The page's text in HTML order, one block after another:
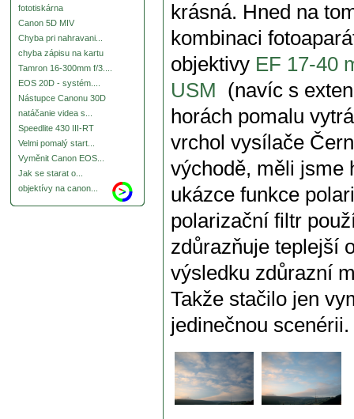
fototiskárna
Canon 5D MIV
Chyba pri nahravani...
chyba zápisu na kartu
Tamron 16-300mm f/3....
EOS 20D - systém....
Nástupce Canonu 30D
natáčanie videa s...
Speedlite 430 III-RT
Velmi pomalý start...
Vyměnit Canon EOS...
Jak se starat o...
objektívy na canon...
krásná. Hned na
kombinaci
objektivy EF 17-40
USM (navíc s
horách pomalu
vrchol vysílače
východě, měli jsme
ukázce funkce
polarizační filtr
zdůrazňuje teplejší
výsledku zdůrazní
Takže stačilo jen
jedinečnou scenérii.